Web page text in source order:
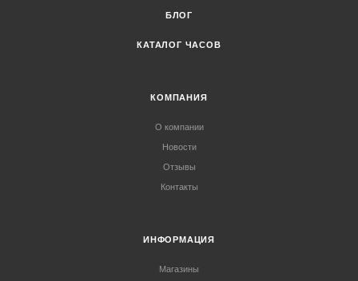
БЛОГ
КАТАЛОГ ЧАСОВ
КОМПАНИЯ
О компании
Новости
Отзывы
Контакты
ИНФОРМАЦИЯ
Магазины